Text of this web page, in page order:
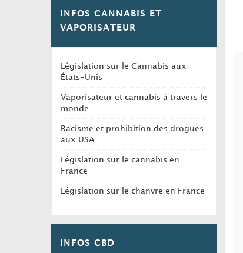
INFOS CANNABIS ET
VAPORISATEUR
Législation sur le Cannabis aux
États-Unis
Vaporisateur et cannabis à travers le
monde
Racisme et prohibition des drogues
aux USA
Législation sur le cannabis en
France
Législation sur le chanvre en France
INFOS CBD